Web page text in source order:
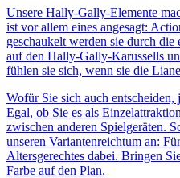
Unsere Hally-Gally-Elemente
ist vor allem eines angesagt:
geschaukelt werden sie durch
auf den Hally-Gally-Karussells
fühlen sie sich, wenn sie die
Wofür Sie sich auch entscheiden,
Egal, ob Sie es als
zwischen anderen Spielgeräten.
unseren Variantenreichtum an:
Altersgerechtes dabei. Bringen
Farbe auf den Plan.